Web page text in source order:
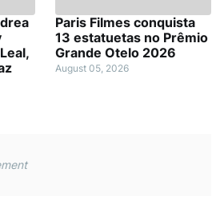
Paris Filmes conquista
13 estatuetas no Prêmio
Grande Otelo 2026
August 05, 2026